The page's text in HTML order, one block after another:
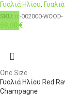
Γυαλιά Ηλίου,
SKU: rd-002000-WOOD-
69,00 €
One Size
Γυαλιά Ηλίου Red
Champagne